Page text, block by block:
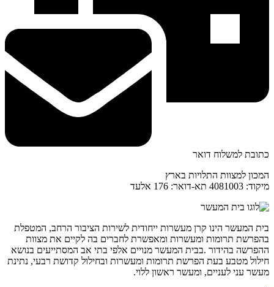
כתובת למשלוח דואר
המכון למצוות התלויות בארץ
מיקוד: 4081003 תא-דואר: 176 אלעד
בית המעשר הינו קרן מעשרות ייחודית לשירות הציבור הרחב, המטפלת
בהפרשת תרומות ומעשרות ומאפשרת לחברים בה לקיים את מצוות
ההפרשה בהידור .בבית המעשר מנויים אלפי בתי אב המסתייעים בנושא
חילול מטבע בעת הפרשת תרומות ומעשרות ובחילול קדושת רבעי, נתינת
מעשר עני לעניים, ומעשר ראשון ללוי.